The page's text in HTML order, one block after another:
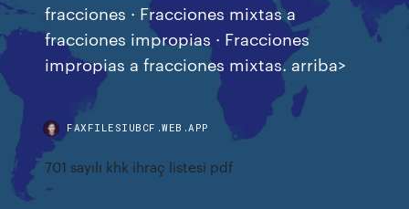
fracciones · Fracciones mixtas a
fracciones impropias · Fracciones
impropias a fracciones mixtas. arriba>
FAXFILESIUBCF.WEB.APP
701 sayılı khk ihraç listesi pdf